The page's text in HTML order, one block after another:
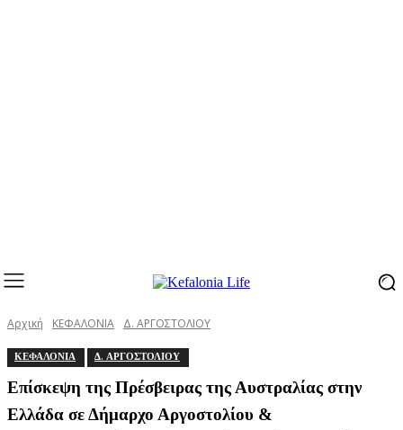
Αρχική ΚΕΦΑΛΟΝΙΑ Δ. ΑΡΓΟΣΤΟΛΙΟΥ
ΚΕΦΑΛΟΝΙΑ Δ. ΑΡΓΟΣΤΟΛΙΟΥ
Επίσκεψη της Πρέσβειρας της Αυστραλίας στην
Ελλάδα σε Δήμαρχο Αργοστολίου &